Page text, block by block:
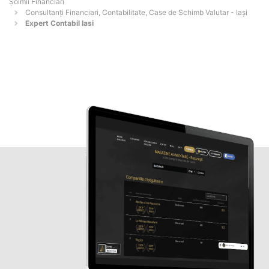
Consultanți Financiari, Contabilitate, Case de Schimb Valutar - Iaşi
Expert Contabil Iasi